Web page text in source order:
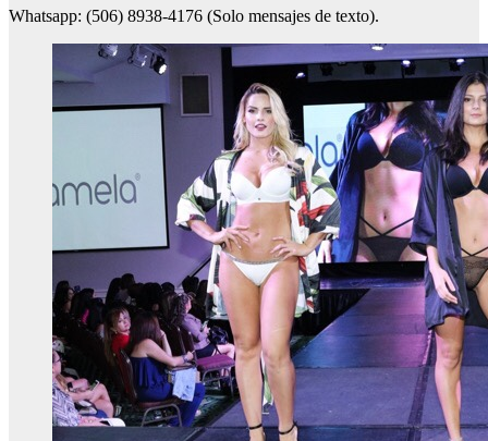
Whatsapp: (506) 8938-4176 (Solo mensajes de texto).